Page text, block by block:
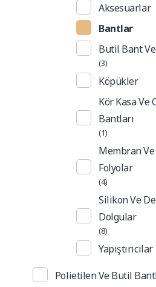
Aksesuarlar
Bantlar
Butil Bant
(3)
Köpükler
Kör Kasa Ve
Bantları
(1)
Membran Ve
Folyolar
(4)
Silikon Ve
Dolgular
(8)
Yapıştırıcılar
Polietilen Ve Butil